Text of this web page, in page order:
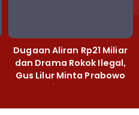
Dugaan Aliran Rp21 Miliar
dan Drama Rokok Ilegal,
Gus Lilur Minta Prabowo
Bertindak Tegas